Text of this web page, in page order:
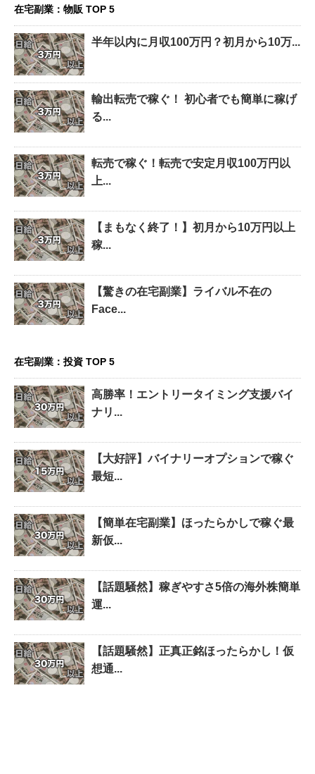
在宅副業：物販 TOP 5
半年以内に月収100万円？初月から10万...
輸出転売で稼ぐ！ 初心者でも簡単に稼げ
る...
転売で稼ぐ！転売で安定月収100万円以
上...
【まもなく終了！】初月から10万円以上
稼...
【驚きの在宅副業】ライバル不在の
Face...
在宅副業：投資 TOP 5
高勝率！エントリータイミング支援バイ
ナリ...
【大好評】バイナリーオプションで稼ぐ
最短...
【簡単在宅副業】ほったらかしで稼ぐ最
新仮...
【話題騒然】稼ぎやすさ5倍の海外株簡単
運...
【話題騒然】正真正銘ほったらかし！仮
想通...